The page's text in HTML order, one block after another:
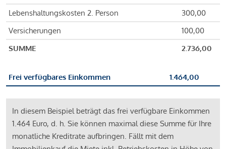
Lebenshaltungskosten 2. Person
300,00
Versicherungen
100,00
SUMME
2.736,00
Frei verfügbares Einkommen 1.464,00
In diesem Beispiel beträgt das frei verfügbare Einkommen
1.464 Euro, d. h. Sie können maximal diese Summe für Ihre
monatliche Kreditrate aufbringen. Fällt mit dem